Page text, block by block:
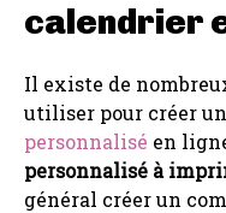
calendrier
Il existe de
utiliser pour créer un
personnalisé en
personnalisé à
général créer un